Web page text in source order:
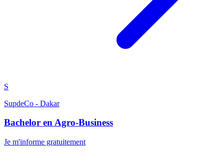
S
SupdeCo - Dakar
Bachelor en Agro-Business
Je m'informe gratuitement